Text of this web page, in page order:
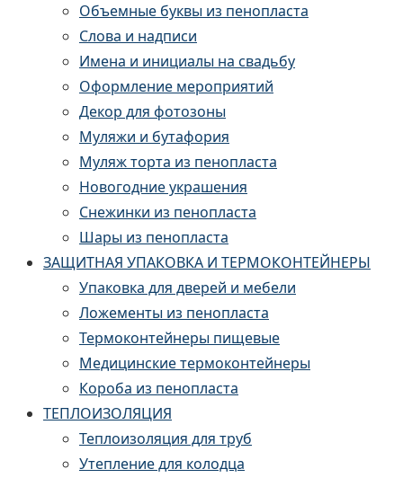
Объемные буквы из пенопласта
Слова и надписи
Имена и инициалы на свадьбу
Оформление мероприятий
Декор для фотозоны
Муляжи и бутафория
Муляж торта из пенопласта
Новогодние украшения
Снежинки из пенопласта
Шары из пенопласта
ЗАЩИТНАЯ УПАКОВКА И ТЕРМОКОНТЕЙНЕРЫ
Упаковка для дверей и мебели
Ложементы из пенопласта
Термоконтейнеры пищевые
Медицинские термоконтейнеры
Короба из пенопласта
ТЕПЛОИЗОЛЯЦИЯ
Теплоизоляция для труб
Утепление для колодца